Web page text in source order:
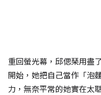
重回螢光幕，邱偲琹用盡
開始，她把自己當作「泡
力，無奈平常的她實在太